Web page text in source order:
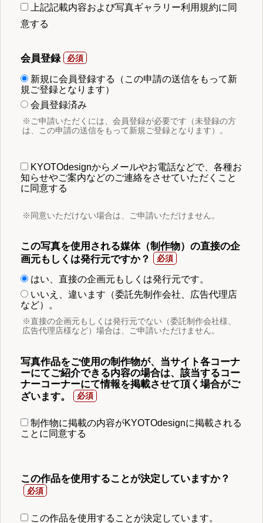
上記記載内容および写真ギャラリー利用規約に同
意する
会員登録
新規に会員登録する（この申請の送信をもって新
規ご登録となります）
会員登録済み
※ご申請いただくには、会員登録が必要です（未登録の方
は、この申請の送信をもって新規ご登録となります）。
KYOTOdesignからメールやお電話などで、各種お
知らせやご案内などのご連絡をさせていただくこと
に同意する
※同意いただけない場合は、ご申請いただけません。
この写真を使用される媒体（制作物）の直接の企
画元もしくは発行元ですか？
はい、直接の企画元もしくは発行元です。
いいえ、違います（委託先制作会社、広告代理店
など）。
※直接の企画元もしくは発行元でない（委託制作会社様、
広告代理店様など）場合は、ご申請いただけません。
写真作品をご使用の制作物が、当サイト各コーナ
ーにてご紹介できる内容の場合は、該当するコー
ナーコーナーにて情報を掲載させて頂く場合がご
ざいます。
制作物に掲載の内容がKYOTOdesignに掲載される
ことに同意する
この作品を使用することが決定していますか？
この作品を使用することが決定しています。